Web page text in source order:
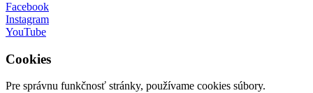
Facebook
Instagram
YouTube
Cookies
Pre správnu funkčnosť stránky, používame cookies súbory.